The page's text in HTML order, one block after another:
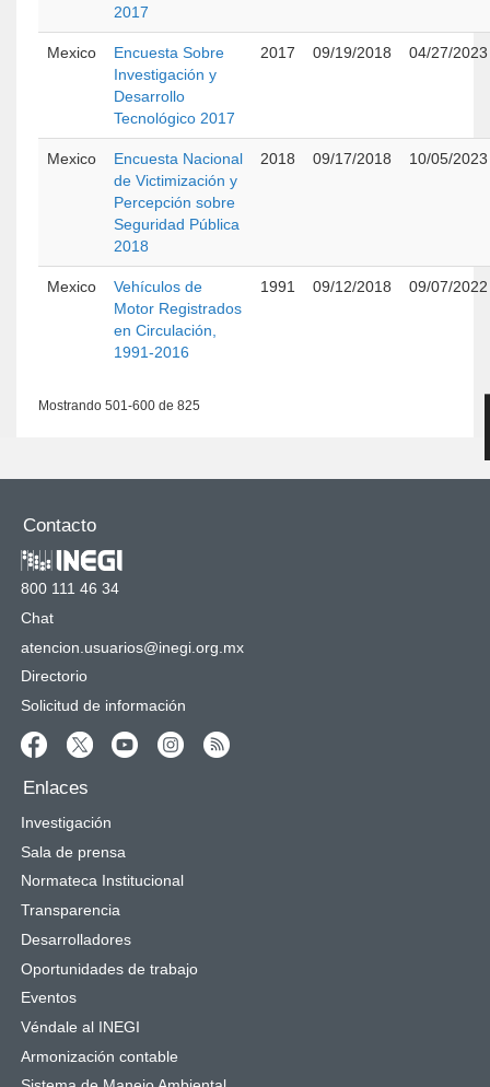
2017
Mexico
Encuesta Sobre
Investigación y
Desarrollo
Tecnológico 2017
2017 09/19/2018 04/27/2023
Mexico
Encuesta Nacional
de Victimización y
Percepción sobre
Seguridad Pública
2018
2018 09/17/2018 10/05/2023
Mexico
Vehículos de
Motor Registrados
en Circulación,
1991-2016
1991 09/12/2018 09/07/2022
Mostrando 501-600 de 825
Contacto
800 111 46 34
Chat
atencion.usuarios@inegi.org.mx
Directorio
Solicitud de información
Enlaces
Investigación
Sala de prensa
Normateca Institucional
Transparencia
Desarrolladores
Oportunidades de trabajo
Eventos
Véndale al INEGI
Armonización contable